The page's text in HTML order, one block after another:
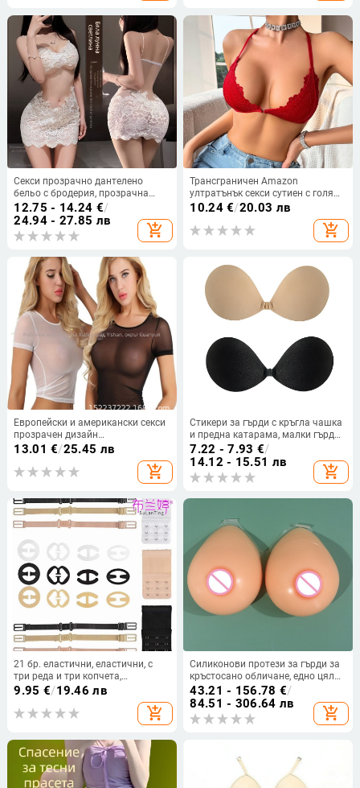
Секси прозрачно дантелено
бельо с бродерия, прозрачна
мрежеста нощница с презрамки
и открита интимна зона
12.75 - 14.24 €/
24.94 - 27.85 лв
add_shopping_cart
Трансграничен Amazon
ултратънък секси сутиен с голям
размер, секси, секси бельо с
дантела, безшевен, красив гръб
10.24€/20.03 лв
add_shopping_cart
Европейски и американски секси
прозрачен дизайн
професионално изкушение
момиче със средна дължина риза
от мрежеста домашна дамска
13.01 €/25.45 лв
add_shopping_cart
Стикери за гърди с кръгла чашка
и предна катарама, малки гърди,
платнени, за жени, голям тънък
невидим сутиен, бельо, прашка,
сватбена рокля, стикер за гърди
7.22 - 7.93 €/
14.12 - 15.51 лв
add_shopping_cart
21 бр. еластични, еластични, с
три реда и три копчета,
удължител за сутиен с катарама,
бельо с неплъзгаща се катарама,
сутиен с неплъзгащ се колан, на
9.95 €/19.46 лв
add_shopping_cart
Силиконови протези за гърди за
кръстосано обличане, едно цяло
изделие, форма на капка вода
43.21 - 156.78 €/
84.51 - 306.64 лв
add_shopping_cart